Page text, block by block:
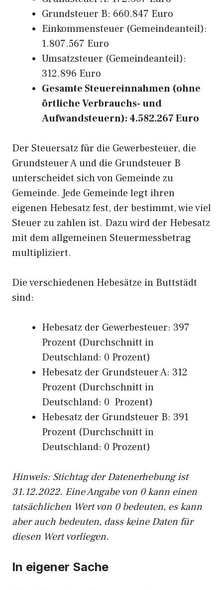
Grundsteuer B: 660.847 Euro
Einkommensteuer (Gemeindeanteil):
1.807.567 Euro
Umsatzsteuer (Gemeindeanteil):
312.896 Euro
Gesamte Steuereinnahmen (ohne
örtliche Verbrauchs- und
Aufwandsteuern): 4.582.267 Euro
Der Steuersatz für die Gewerbesteuer, die
Grundsteuer A und die Grundsteuer B
unterscheidet sich von Gemeinde zu
Gemeinde. Jede Gemeinde legt ihren
eigenen Hebesatz fest, der bestimmt, wie viel
Steuer zu zahlen ist. Dazu wird der Hebesatz
mit dem allgemeinen Steuermessbetrag
multipliziert.
Die verschiedenen Hebesätze in Buttstädt
sind:
Hebesatz der Gewerbesteuer: 397
Prozent (Durchschnitt in
Deutschland: 0 Prozent)
Hebesatz der Grundsteuer A: 312
Prozent (Durchschnitt in
Deutschland: 0 Prozent)
Hebesatz der Grundsteuer B: 391
Prozent (Durchschnitt in
Deutschland: 0 Prozent)
Hinweis: Stichtag der Datenerhebung ist
31.12.2022. Eine Angabe von 0 kann einen
tatsächlichen Wert von 0 bedeuten, es kann
aber auch bedeuten, dass keine Daten für
diesen Wert vorliegen.
In eigener Sache